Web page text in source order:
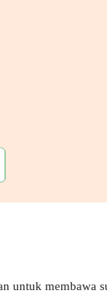
untuk membawa